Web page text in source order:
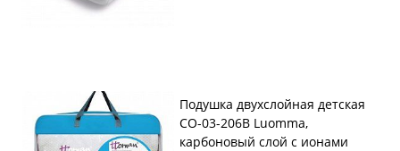
Подушка двухслойная детская
CO-03-206B Luomma,
карбоновый слой с ионами